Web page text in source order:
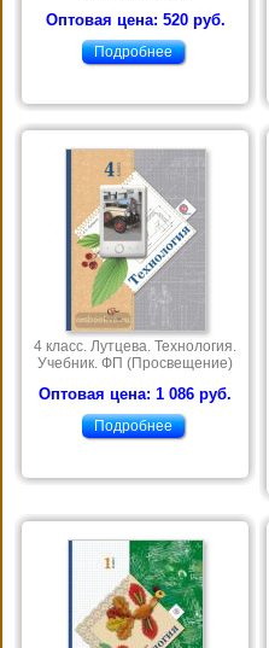
Оптовая цена: 520 руб.
Подробнее
4 класс. Лутцева. Технология.
Учебник. ФП (Просвещение)
Оптовая цена: 1 086 руб.
Подробнее